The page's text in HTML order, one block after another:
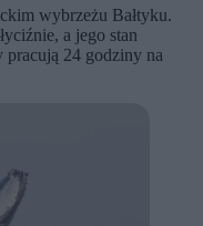
wybrzeżu Bałtyku.
a jego stan
pracują 24 godziny na